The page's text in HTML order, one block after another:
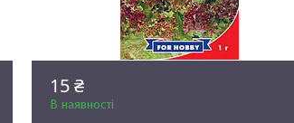
15 ₴
В наявності